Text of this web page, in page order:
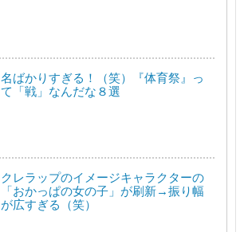
名ばかりすぎる！（笑）『体育祭』っ
て「戦」なんだな８選
クレラップのイメージキャラクターの
「おかっぱの女の子」が刷新→振り幅
が広すぎる（笑）